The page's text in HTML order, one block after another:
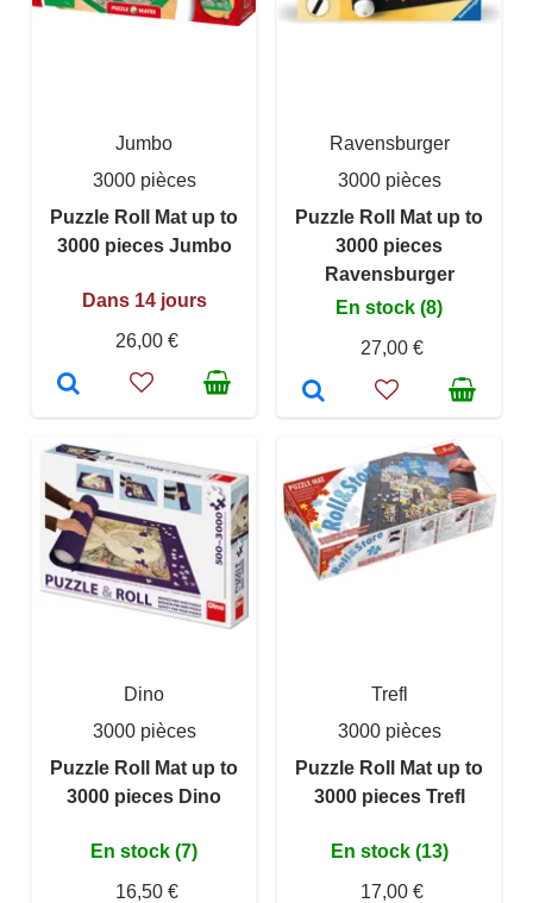
Jumbo
3000 pièces
Puzzle Roll Mat up to
3000 pieces Jumbo
Dans 14 jours
26,00 €
Ravensburger
3000 pièces
Puzzle Roll Mat up to
3000 pieces
Ravensburger
En stock (8)
27,00 €
Dino
3000 pièces
Puzzle Roll Mat up to
3000 pieces Dino
En stock (7)
16,50 €
Trefl
3000 pièces
Puzzle Roll Mat up to
3000 pieces Trefl
En stock (13)
17,00 €